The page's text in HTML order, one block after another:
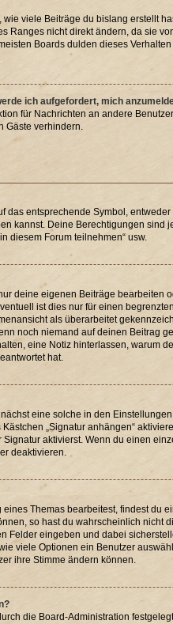
viele Beiträge du bislang erstellt
Ranges nicht direkt ändern, da sie
Boards dulden dieses
ich aufgefordert, mich
für Nachrichten an andere
Gäste verhindern.
das entsprechende Symbol,
kannst. Deine Berechtigungen sind
diesem Forum teilnehmen“ usw.
deine eigenen Beiträge bearbeiten
ist dies nur für einen
als überarbeitet
noch niemand auf deinen Beitrag
eine Notiz hinterlassen, warum
hat.
eine solche in den
„Signatur anhängen“
aktivierst. Wenn du einen
deaktivieren.
Themas bearbeitest, findest du
so hast du wahrscheinlich nicht
Felder eingeben und dabei
viele Optionen ein Benutzer
ihre Stimme ändern können.
die Board-Administration